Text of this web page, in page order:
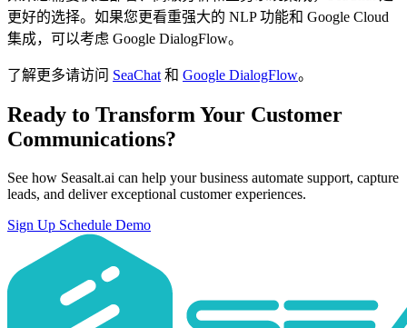
更好的选择。如果您更看重强大的 NLP 功能和 Google Cloud
集成，可以考虑 Google DialogFlow。
了解更多请访问 SeaChat 和 Google DialogFlow。
Ready to Transform Your Customer
Communications?
See how Seasalt.ai can help your business automate support, capture
leads, and deliver exceptional customer experiences.
Sign Up Schedule Demo